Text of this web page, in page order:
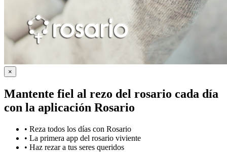
×
Mantente fiel al rezo del rosario cada día
con la aplicación Rosario
• Reza todos los días con Rosario
• La primera app del rosario viviente
• Haz rezar a tus seres queridos